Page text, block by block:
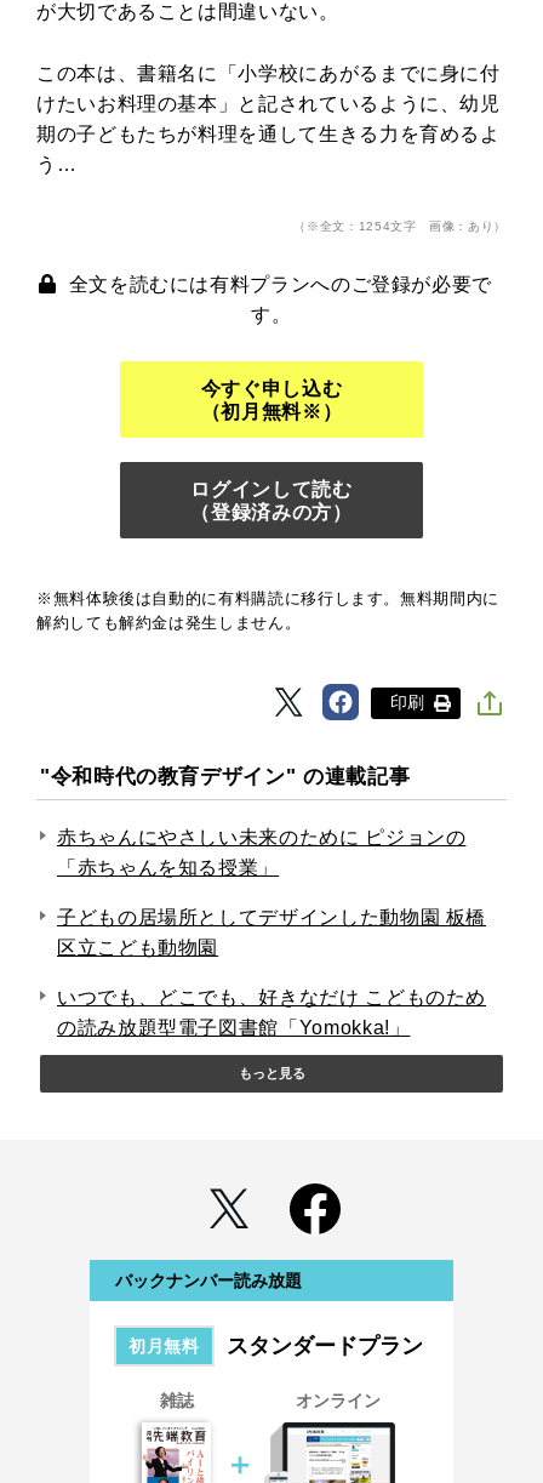
が大切であることは間違いない。
この本は、書籍名に「小学校にあがるまでに身に付
けたいお料理の基本」と記されているように、幼児
期の子どもたちが料理を通して生きる力を育めるよ
う…
（※全文：1254文字 画像：あり）
全文を読むには有料プランへのご登録が必要で
す。
今すぐ申し込む
（初月無料※）
ログインして読む
（登録済みの方）
※無料体験後は自動的に有料購読に移行します。無料期間内に
解約しても解約金は発生しません。
印刷
"令和時代の教育デザイン" の連載記事
赤ちゃんにやさしい未来のために ピジョンの
「赤ちゃんを知る授業」
子どもの居場所としてデザインした動物園 板橋
区立こども動物園
いつでも、どこでも、好きなだけ こどものため
の読み放題型電子図書館「Yomokka!」
もっと見る
バックナンバー読み放題
初月無料 スタンダードプラン
雑誌
＋
オンライン